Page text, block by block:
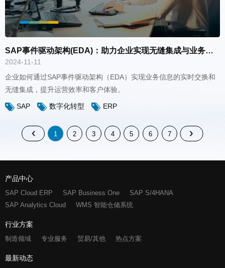
SAP事件驱动架构(EDA)：助力企业实现无缝集成与业务敏捷性
2024-11-11
无缝集成，提升运营效率和客户体验。
SAP 数字化转型 ERP
1 2 3 4 5 6 7
产品中心
SAP Cloud ERP
SAP Business One
SAP S/4HANA
SAP Analytics Cloud
WMS 智能仓储系统
行业方案
制造领域
专业服务 贸易/其他 热点方案
最新动态